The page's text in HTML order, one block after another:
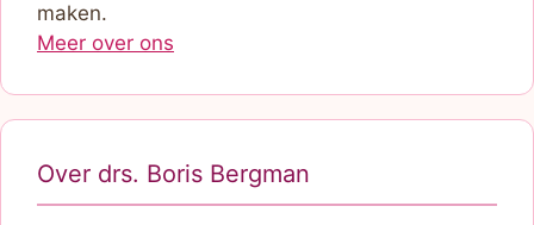
maken.
Meer over ons
Over drs. Boris Bergman